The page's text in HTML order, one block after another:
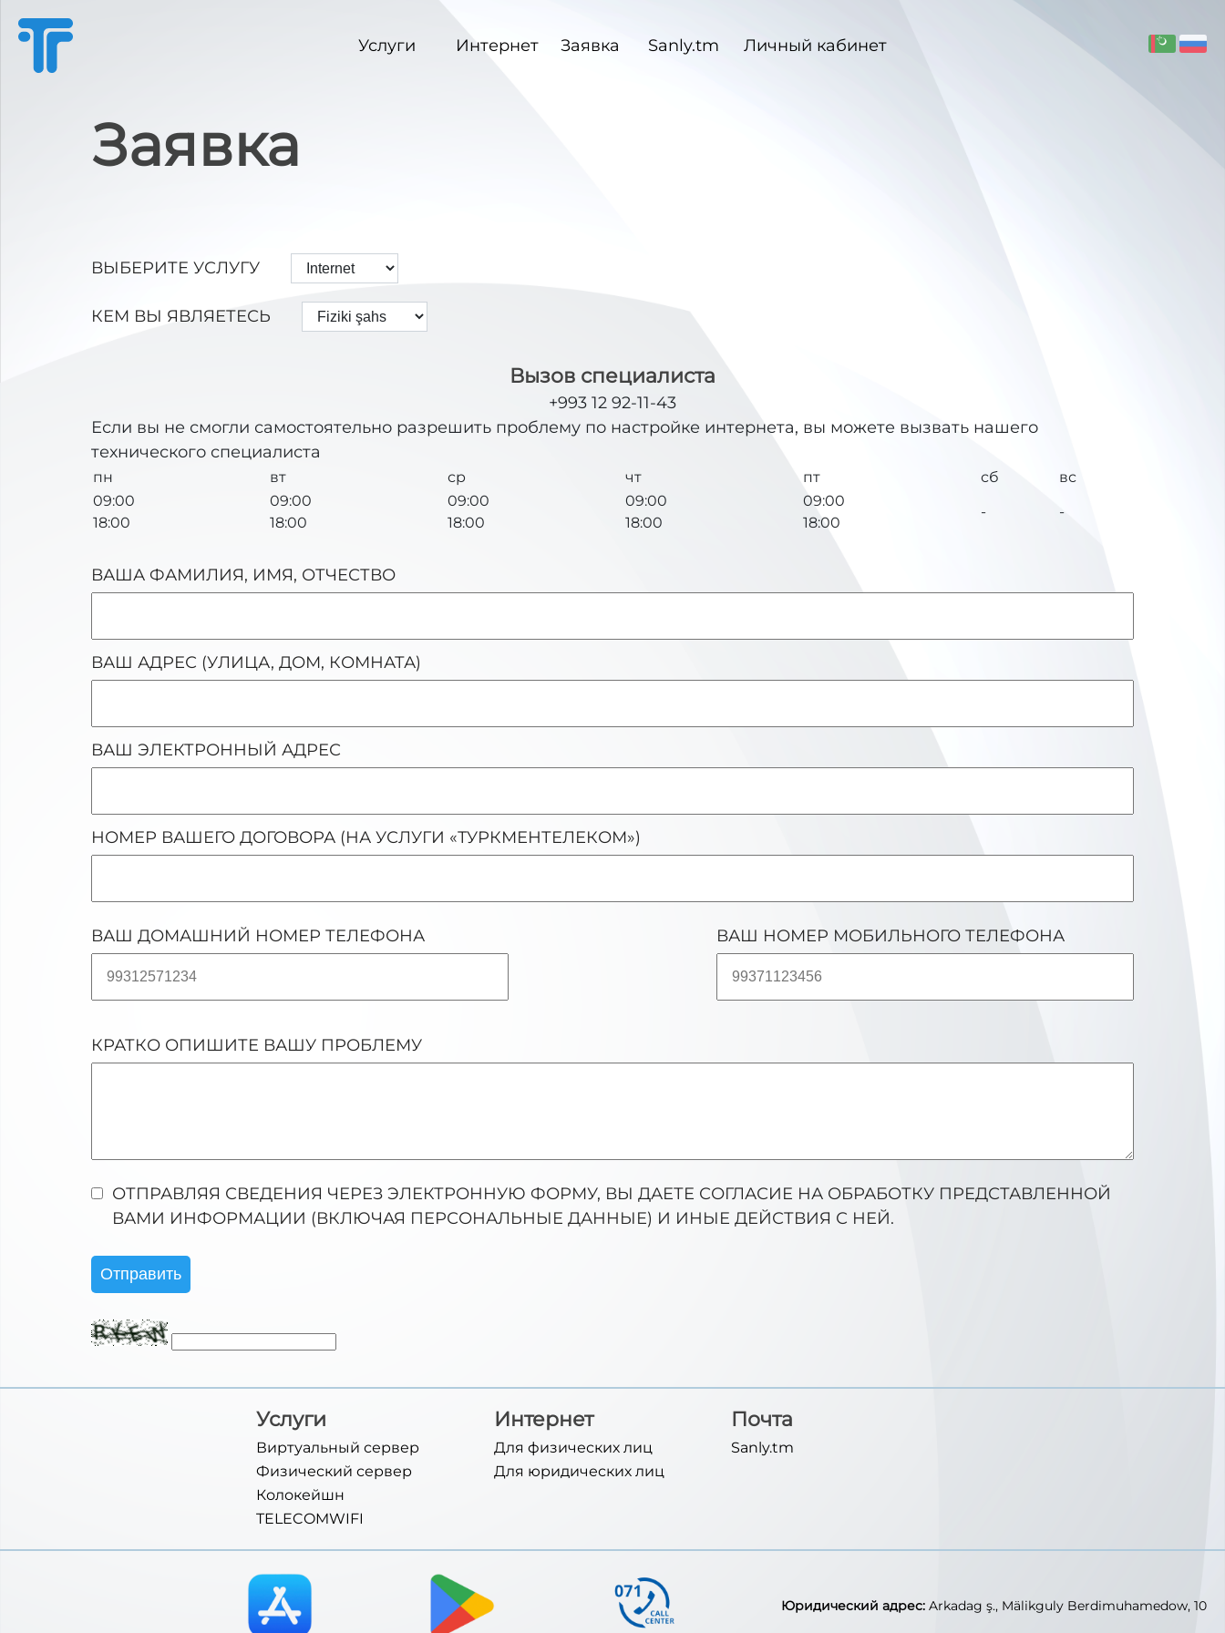
Услуги Интернет Заявка Sanly.tm Личный кабинет
Заявка
ВЫБЕРИТЕ УСЛУГУ
КЕМ ВЫ ЯВЛЯЕТЕСЬ
Вызов специалиста
+993 12 92-11-43
Если вы не смогли самостоятельно разрешить проблему по настройке интернета, вы можете вызвать нашего
технического специалиста
пн вт ср чт пт сб
вс
09:00
18:00
09:00
18:00
09:00
18:00
09:00
18:00
09:00
18:00
- -
ВАША ФАМИЛИЯ, ИМЯ, ОТЧЕСТВО
ВАШ АДРЕС (УЛИЦА, ДОМ, КОМНАТА)
ВАШ ЭЛЕКТРОННЫЙ АДРЕС
НОМЕР ВАШЕГО ДОГОВОРА (НА УСЛУГИ «ТУРКМЕНТЕЛЕКОМ»)
ВАШ ДОМАШНИЙ НОМЕР ТЕЛЕФОНА ВАШ НОМЕР МОБИЛЬНОГО ТЕЛЕФОНА
КРАТКО ОПИШИТЕ ВАШУ ПРОБЛЕМУ
ОТПРАВЛЯЯ СВЕДЕНИЯ ЧЕРЕЗ ЭЛЕКТРОННУЮ ФОРМУ, ВЫ ДАЕТЕ СОГЛАСИЕ НА ОБРАБОТКУ ПРЕДСТАВЛЕННОЙ
ВАМИ ИНФОРМАЦИИ (ВКЛЮЧАЯ ПЕРСОНАЛЬНЫЕ ДАННЫЕ) И ИНЫЕ ДЕЙСТВИЯ С НЕЙ.
Отправить
Услуги
Виртуальный сервер
Физический сервер
Колокейшн
TELECOMWIFI
Интернет
Для физических лиц
Для юридических лиц
Почта
Sanly.tm
Юридический адрес: Arkadag ş., Mälikguly Berdimuhamedow, 10